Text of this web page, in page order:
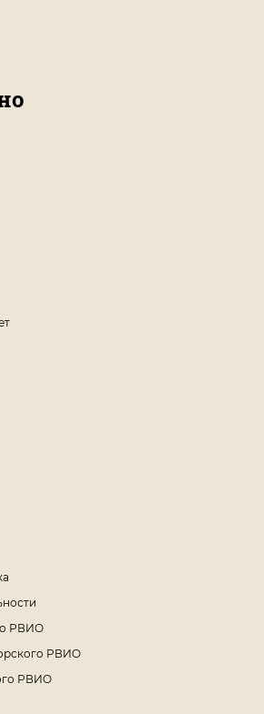
РВИО
РВИО
РВИО